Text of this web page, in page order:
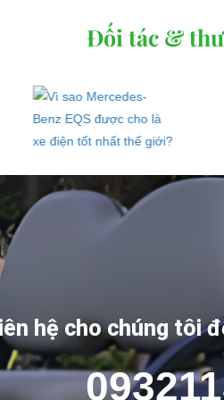
Đối tác &
hệ cho chúng tôi